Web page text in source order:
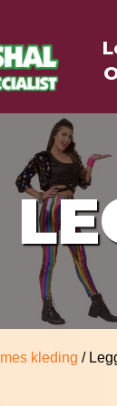
kleding /